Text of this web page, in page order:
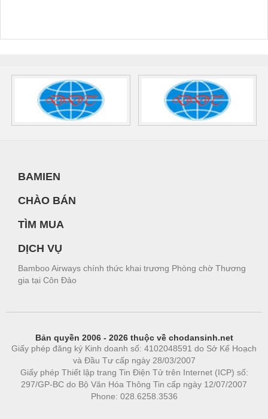
BAMIEN
CHÀO BÁN
TÌM MUA
DỊCH VỤ
Bamboo Airways chính thức khai trương Phòng chờ Thương
gia tại Côn Đảo
Bản quyền 2006 - 2026 thuộc về chodansinh.net
Giấy phép đăng ký Kinh doanh số: 4102048591 do Sở Kế Hoạch
và Đầu Tư cấp ngày 28/03/2007
Giấy phép Thiết lập trang Tin Điện Tử trên Internet (ICP) số:
297/GP-BC do Bộ Văn Hóa Thông Tin cấp ngày 12/07/2007
Phone: 028.6258.3536